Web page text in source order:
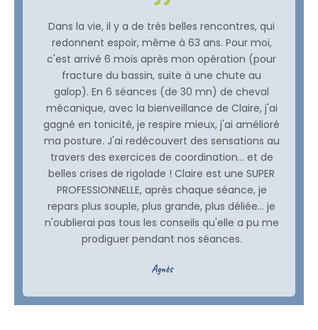
Dans la vie, il y a de très belles rencontres, qui
redonnent espoir, même à 63 ans. Pour moi,
c'est arrivé 6 mois après mon opération (pour
fracture du bassin, suite à une chute au
galop). En 6 séances (de 30 mn) de cheval
mécanique, avec la bienveillance de Claire, j'ai
gagné en tonicité, je respire mieux, j'ai amélioré
ma posture. J'ai redécouvert des sensations au
travers des exercices de coordination... et de
belles crises de rigolade ! Claire est une SUPER
PROFESSIONNELLE, après chaque séance, je
repars plus souple, plus grande, plus déliée... je
n'oublierai pas tous les conseils qu'elle a pu me
prodiguer pendant nos séances.
Agnès